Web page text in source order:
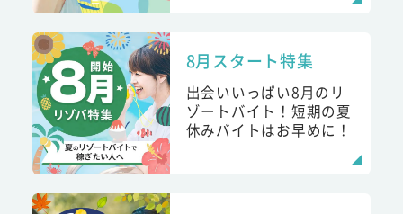
8月スタート特集
出会いいっぱい8月のリ
ゾートバイト！短期の夏
休みバイトはお早めに！